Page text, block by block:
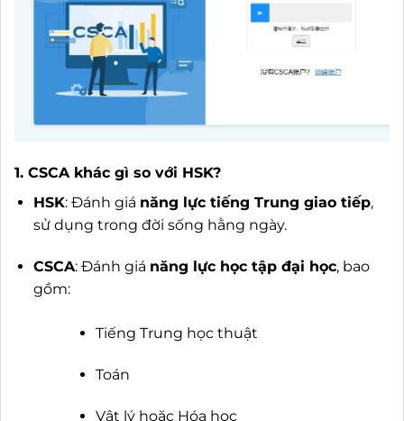
1. CSCA khác gì so với HSK?
HSK: Đánh giá năng lực tiếng Trung giao tiếp,
sử dụng trong đời sống hằng ngày.
CSCA: Đánh giá năng lực học tập đại học, bao
gồm:
Tiếng Trung học thuật
Toán
Vật lý hoặc Hóa học